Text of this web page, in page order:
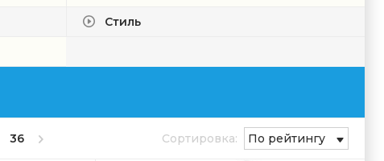
Стиль
36 Сортировка: По рейтингу